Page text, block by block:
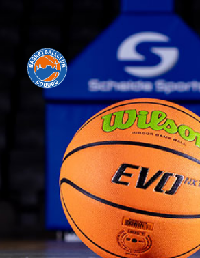
HOME
NEWS
SPIELPLAN
SPIELTAGSEINLEGER
TABELLE
KADER
MANAGEMENT
SPONSOREN